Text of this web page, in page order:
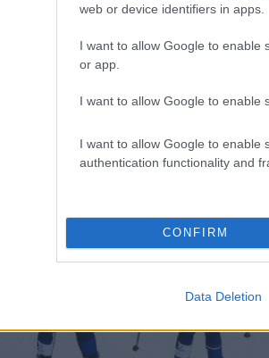
web or device identifiers in apps.
I want to allow Google to enable
or app.
I want to allow Google to enable
I want to allow Google to enable
authentication functionality and
CONFIRM
Data Deletion
-sivustolta.